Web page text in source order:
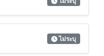
ไม่ระบุ